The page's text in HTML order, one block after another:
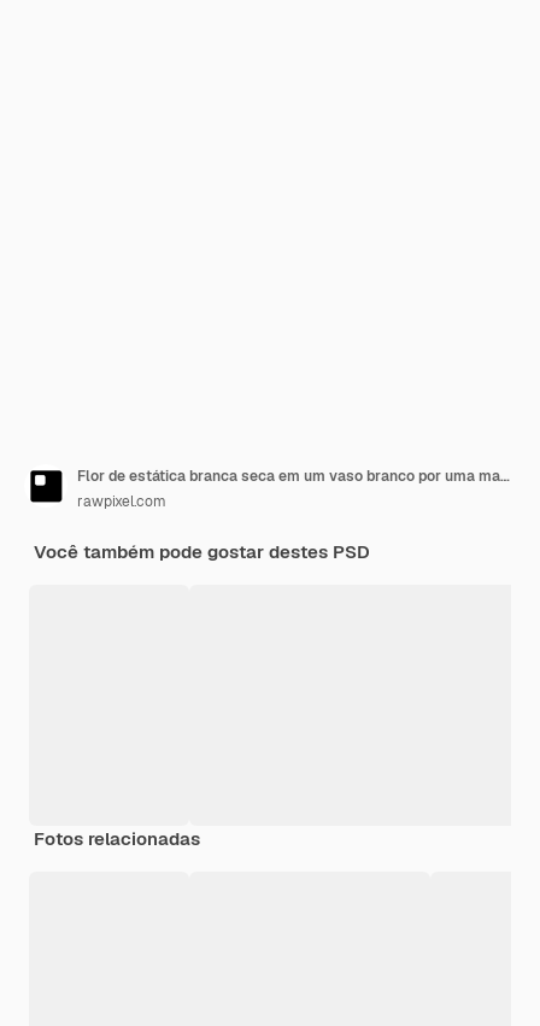
Flor de estática branca seca em um vaso branco por uma maquete de moldura de madeira em um piso de madeira
rawpixel.com
Você também pode gostar destes PSD
Fotos relacionadas